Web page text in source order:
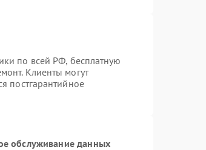
по всей РФ, бесплатную
Клиенты могут
постгарантийное
обслуживание данных